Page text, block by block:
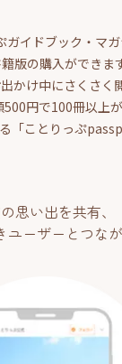
ガイドブック・マ
版の購入ができま
かけ中にさくさく
500円で100冊以上が
「ことりっぷ
思い出を共有、
ユーザーとつな